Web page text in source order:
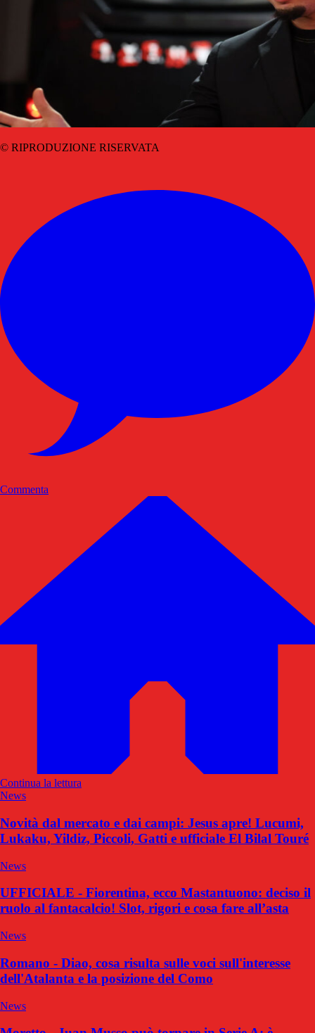
© RIPRODUZIONE RISERVATA
Commenta
Continua la lettura
News
Novità dal mercato e dai campi: Jesus apre! Lucumi,
Lukaku, Yildiz, Piccoli, Gatti e ufficiale El Bilal Touré
News
UFFICIALE - Fiorentina, ecco Mastantuono: deciso il
ruolo al fantacalcio! Slot, rigori e cosa fare all’asta
News
Romano - Diao, cosa risulta sulle voci sull'interesse
dell'Atalanta e la posizione del Como
News